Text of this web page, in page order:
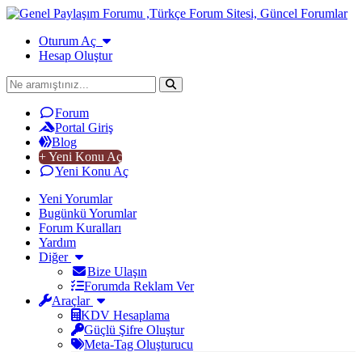
Oturum Aç
Hesap Oluştur
Forum
Portal Giriş
Blog
+ Yeni Konu Aç
Yeni Konu Aç
Yeni Yorumlar
Bugünkü Yorumlar
Forum Kuralları
Yardım
Diğer
Bize Ulaşın
Forumda Reklam Ver
Araçlar
KDV Hesaplama
Güçlü Şifre Oluştur
Meta-Tag Oluşturucu